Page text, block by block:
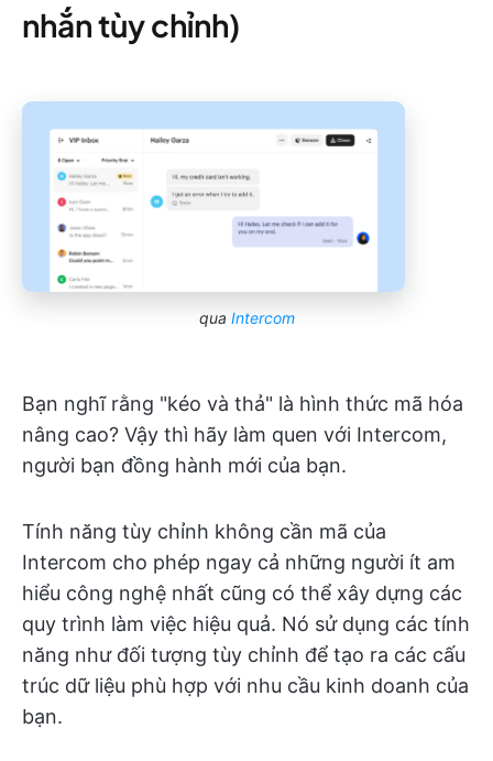
nhắn tùy chỉnh)
qua Intercom
Bạn nghĩ rằng "kéo và thả" là hình thức mã hóa
nâng cao? Vậy thì hãy làm quen với Intercom,
người bạn đồng hành mới của bạn.
Tính năng tùy chỉnh không cần mã của
Intercom cho phép ngay cả những người ít am
hiểu công nghệ nhất cũng có thể xây dựng các
quy trình làm việc hiệu quả. Nó sử dụng các tính
năng như đối tượng tùy chỉnh để tạo ra các cấu
trúc dữ liệu phù hợp với nhu cầu kinh doanh của
bạn.